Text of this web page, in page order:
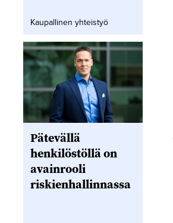
Kaupallinen yhteistyö
Pätevällä
henkilöstöllä on
avainrooli
riskienhallinnassa